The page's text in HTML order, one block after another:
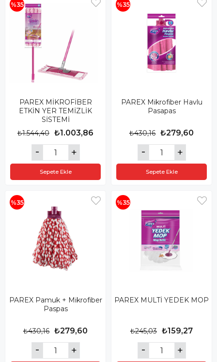
PAREX MİKROFİBER
ETKİN YER TEMİZLİK
SİSTEMİ
₺1.003,86
₺1.544,40
Sepete Ekle
%35
PAREX Mikrofiber Havlu
Pasapas
₺279,60
₺430,16
Sepete Ekle
%35
PAREX Pamuk + Mikrofiber
Paspas
₺279,60
₺430,16
%35
PAREX MULTİ YEDEK MOP
₺159,27
₺245,03
%35